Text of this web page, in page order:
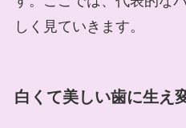
しく見ていきます。
白くて美しい歯に生え